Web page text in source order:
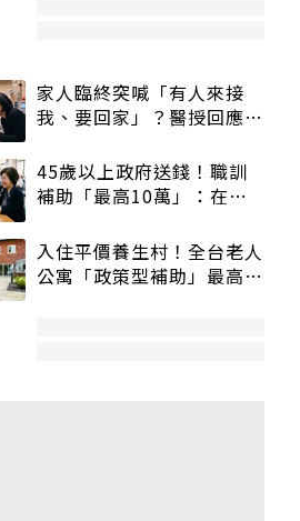
家人臨終突喊「有人來接
我、要回家」？醫授回應方
45歲以上政府送錢！職訓
補助「最高10萬」：在
入住平價養生村！全台老人
公寓「政策型補助」最高打